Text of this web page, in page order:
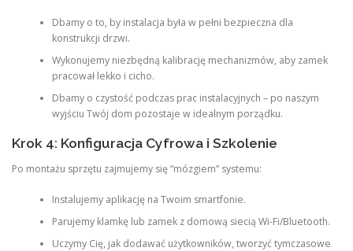
Dbamy o to, by instalacja była w pełni bezpieczna dla
konstrukcji drzwi.
Wykonujemy niezbędną kalibrację mechanizmów, aby zamek
pracował lekko i cicho.
Dbamy o czystość podczas prac instalacyjnych – po naszym
wyjściu Twój dom pozostaje w idealnym porządku.
Krok 4: Konfiguracja Cyfrowa i Szkolenie
Po montażu sprzętu zajmujemy się “mózgiem” systemu:
Instalujemy aplikację na Twoim smartfonie.
Parujemy klamkę lub zamek z domową siecią Wi-Fi/Bluetooth.
Uczymy Cię, jak dodawać użytkowników, tworzyć tymczasowe